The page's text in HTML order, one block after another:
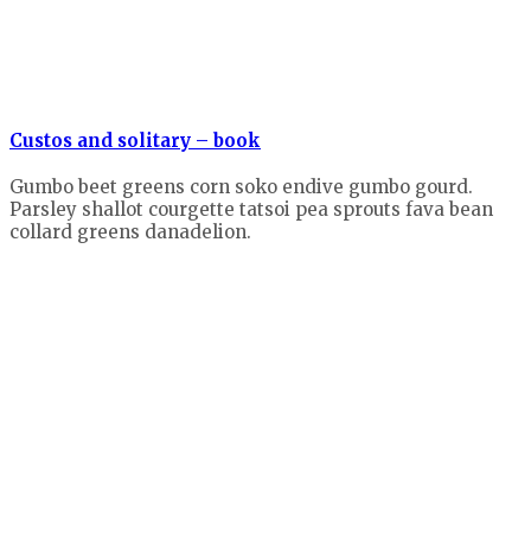
Custos and solitary – book
Gumbo beet greens corn soko endive gumbo gourd.
Parsley shallot courgette tatsoi pea sprouts fava bean
collard greens danadelion.